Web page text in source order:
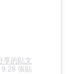
享的貼文
張貼